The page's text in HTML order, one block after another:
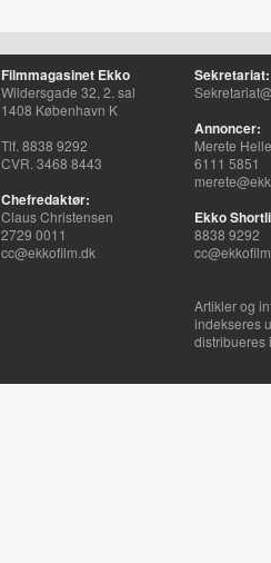
Filmmagasinet Ekko
Wildersgade 32, 2. sal
1408 København K
Tlf. 8838 9292
CVR. 3468 8443
Chefredaktør:
Claus Christensen
2729 0011
cc@ekkofilm.dk
Sekretariat:
Annoncer:
Merete
6111 5851
Ekko
8838 9292
Artikler og
indekseres
distribueres